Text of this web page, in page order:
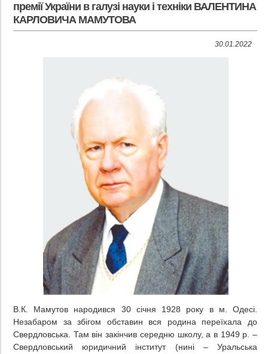
премії України в галузі науки і техніки ВАЛЕНТИНА
КАРЛОВИЧА МАМУТОВА
30.01.2022
В.К. Мамутов народився 30 січня 1928 року в м. Одесі.
Незабаром за збігом обставин вся родина переїхала до
Свердловська. Там він закінчив середню школу, а в 1949 р. –
Свердловський юридичний інститут (нині – Уральська